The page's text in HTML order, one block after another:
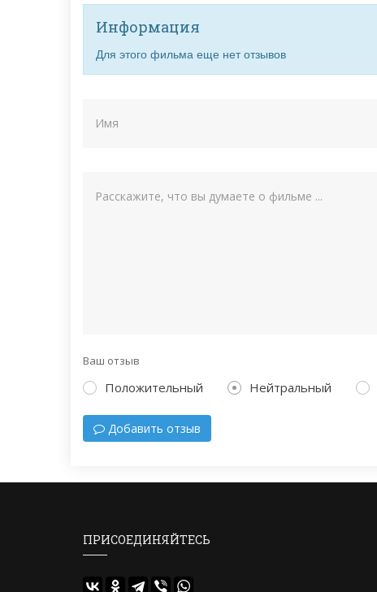
Информация
Для этого фильма еще нет отзывов
Ваш отзыв
Положительный Нейтральный
Добавить отзыв
ПРИСОЕДИНЯЙТЕСЬ